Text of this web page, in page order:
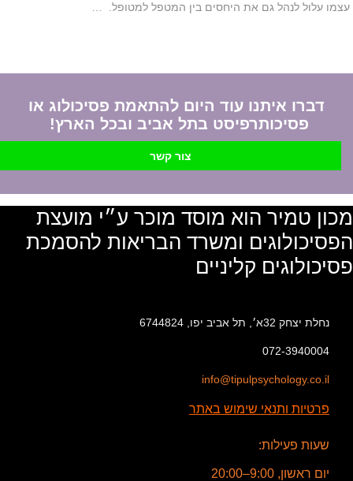
עצמו עלול לנהל גם את היחסים בין המטפל למטופל. …
דברו איתנו עוד היום להתאמת פסיכולוג או
פסיכותרפיסט בתל אביב ובכל הארץ!
צור קשר
מכון טמיר הוא מוסד מוכר ע״י מועצת
הפסיכולוגים ומשרד הבריאות להסמכת
פסיכולוגים קליניים
נחלת יצחק 32א׳, תל אביב יפו, 6744824
072-3940004
info@tipulpsychology.co.il
פרטיות ותנאי שימוש באתר
שעות פעילות:
יום ראשון, 9:00–20:00